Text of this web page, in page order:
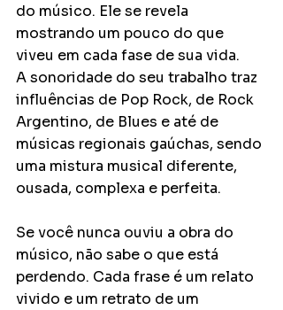
do músico. Ele se revela
mostrando um pouco do que
viveu em cada fase de sua vida.
A sonoridade do seu trabalho traz
influências de Pop Rock, de Rock
Argentino, de Blues e até de
músicas regionais gaúchas, sendo
uma mistura musical diferente,
ousada, complexa e perfeita.
Se você nunca ouviu a obra do
músico, não sabe o que está
perdendo. Cada frase é um relato
vivido e um retrato de um